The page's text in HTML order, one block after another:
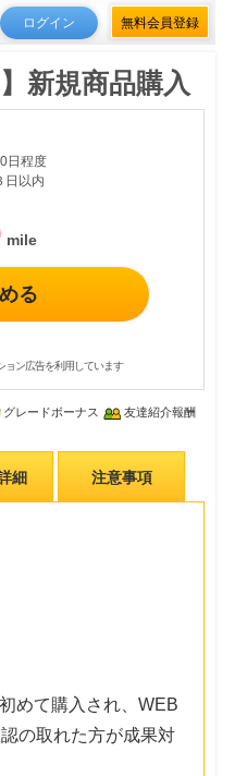
ログイン 無料会員登録
新規商品購入
日程度
日以内
る
ョン広告を利用しています
グレードボーナス 友達紹介報酬
細 注意事項
めて購入され、WEB
の取れた方が成果対